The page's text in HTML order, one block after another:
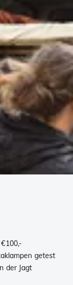
getest
der Jagt